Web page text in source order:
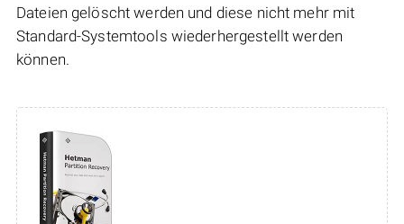
Dateien gelöscht werden und diese nicht mehr mit
Standard-Systemtools wiederhergestellt werden
können.